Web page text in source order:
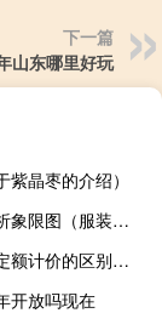
下一篇
山东哪里好玩
晶枣的介绍）
服装风格解析象限图（服装风格）
清单计价与定额计价的区别是什么
开放吗现在